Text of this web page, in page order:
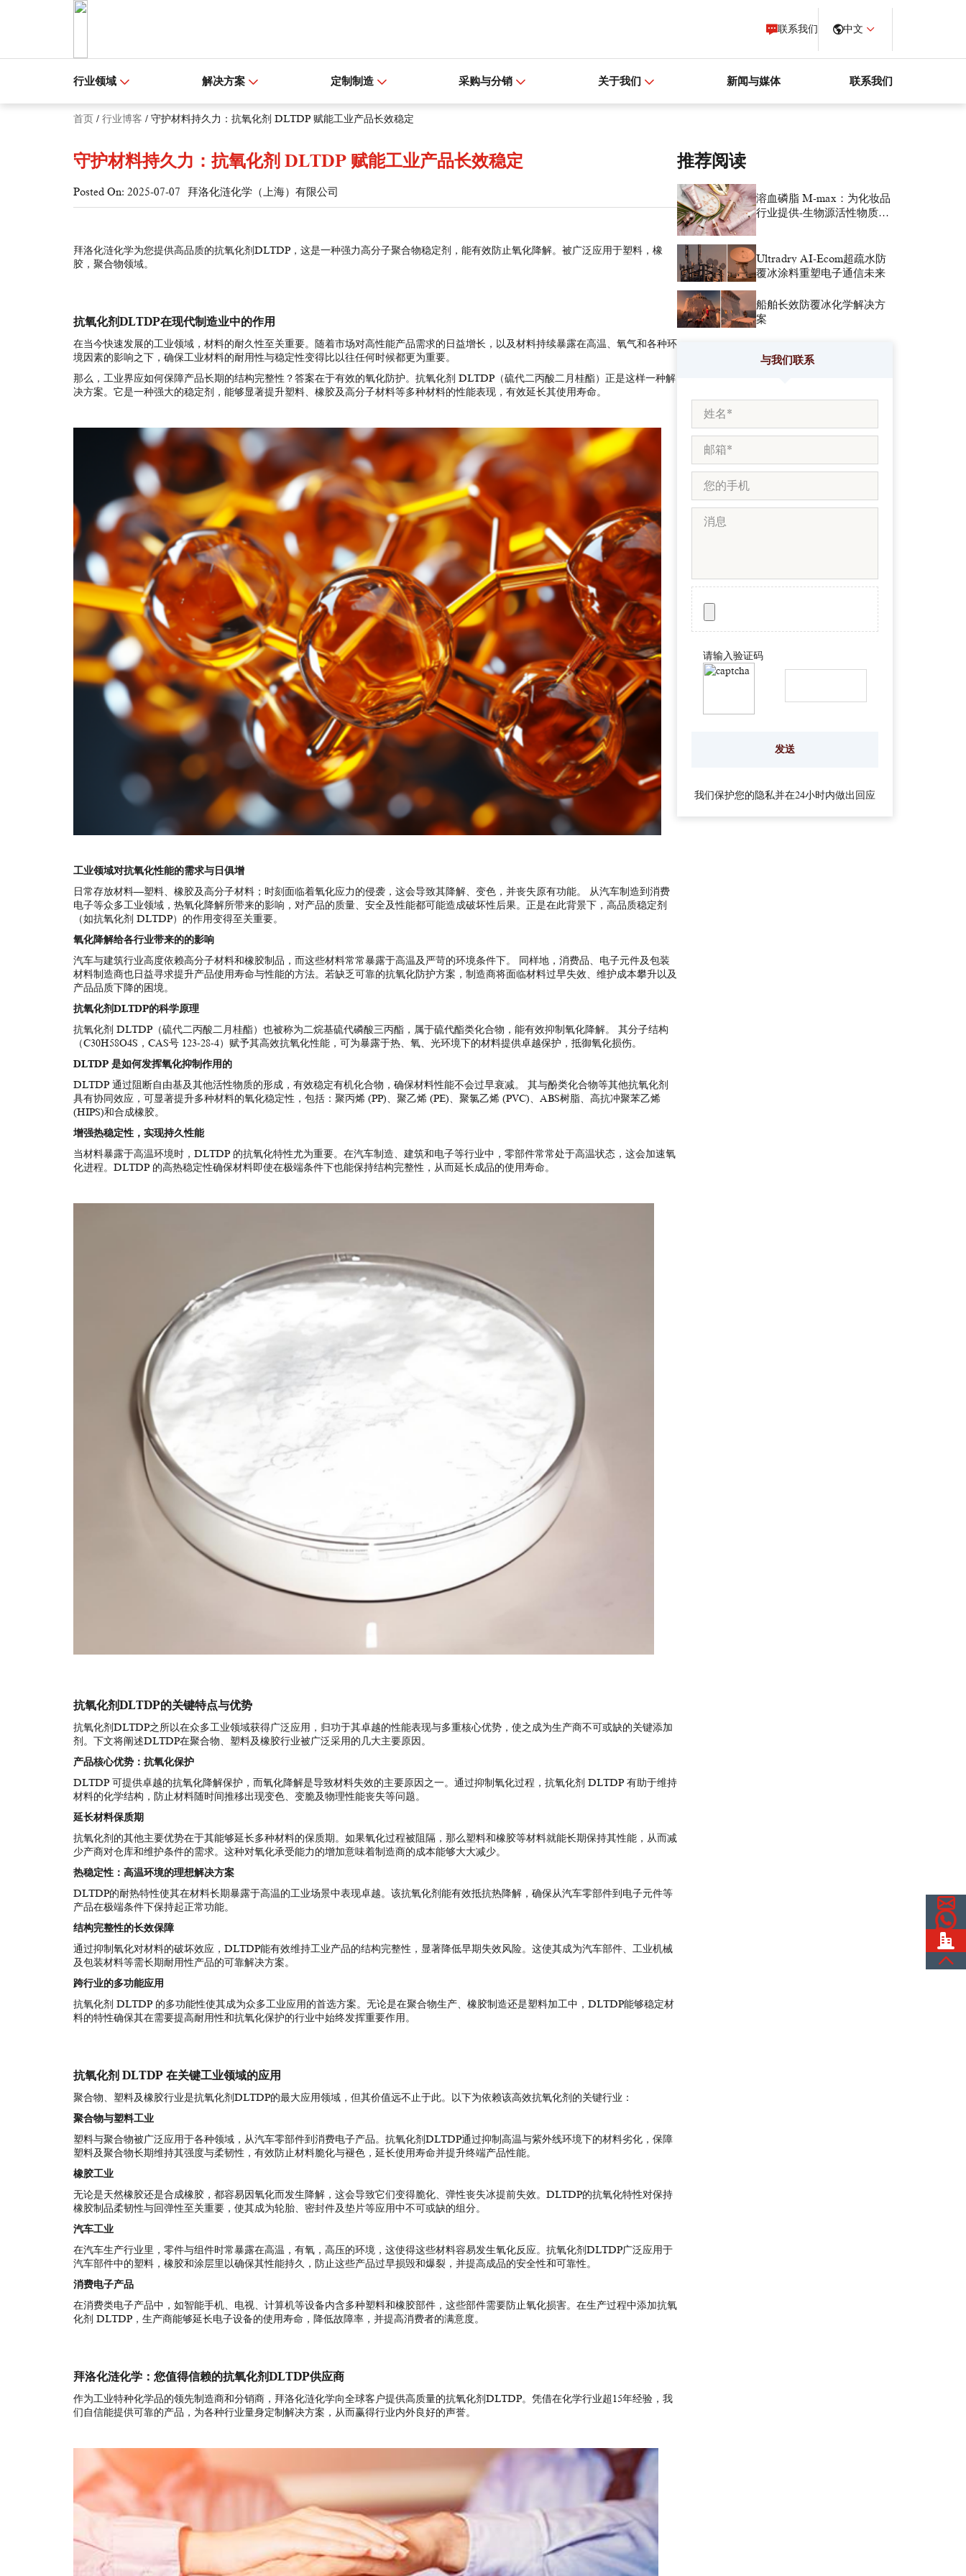
联系我们 中文
行业领域 解决方案 定制制造 采购与分销 关于我们 新闻与媒体 联系我们
首页 / 行业博客 / 守护材料持久力：抗氧化剂 DLTDP 赋能工业产品长效稳定
守护材料持久力：抗氧化剂 DLTDP 赋能工业产品长效稳定
Posted On: 2025-07-07 拜洛化涟化学（上海）有限公司
拜洛化涟化学为您提供高品质的抗氧化剂DLTDP，这是一种强力高分子聚合物稳定剂，能有效防止氧化降解。被广泛应用于塑料，橡
胶 ，聚合物领域。
抗氧化剂DLTDP在现代制造业中的作用
在当今快速发展的工业领域，材料的耐久性至关重要。随着市场对高性能产品需求的日益增长，以及材料持续暴露在高温、氧气和各种环
境因素的影响之下，确保工业材料的耐用性与稳定性变得比以往任何时候都更为重要。
那么，工业界应如何保障产品长期的结构完整性？答案在于有效的氧化防护。抗氧化剂 DLTDP（硫代二丙酸二月桂酯）正是这样一种解
决方案。它是一种强大的稳定剂，能够显著提升塑料、橡胶及高分子材料等多种材料的性能表现，有效延长其使用寿命。
工业领域对抗氧化性能的需求与日俱增
日常存放材料—塑料、橡胶及高分子材料；时刻面临着氧化应力的侵袭，这会导致其降解、变色，并丧失原有功能。 从汽车制造到消费
电子等众多工业领域，热氧化降解所带来的影响，对产品的质量、安全及性能都可能造成破坏性后果。正是在此背景下，高品质稳定剂
（如抗氧化剂 DLTDP）的作用变得至关重要。
氧化降解给各行业带来的的影响
汽车与建筑行业高度依赖高分子材料和橡胶制品，而这些材料常常暴露于高温及严苛的环境条件下。 同样地，消费品、电子元件及包装
材料制造商也日益寻求提升产品使用寿命与性能的方法。若缺乏可靠的抗氧化防护方案，制造商将面临材料过早失效、维护成本攀升以及
产品品质下降的困境。
抗氧化剂DLTDP的科学原理
抗氧化剂 DLTDP（硫代二丙酸二月桂酯）也被称为二烷基硫代磷酸三丙酯，属于硫代酯类化合物，能有效抑制氧化降解。 其分子结构
（C30H58O4S，CAS号 123-28-4）赋予其高效抗氧化性能，可为暴露于热、氧、光环境下的材料提供卓越保护，抵御氧化损伤。
DLTDP 是如何发挥氧化抑制作用 的
DLTDP 通过阻断自由基及其他活性物质的形成，有效稳定有机化合物，确保材料性能不会过早衰减。 其与酚类化合物等其他抗氧化剂
具有协同效应，可显著提升多种材料的氧化稳定性，包括：聚丙烯 (PP)、聚乙烯 (PE)、聚氯乙烯 (PVC)、ABS树脂、高抗冲聚苯乙烯
(HIPS)和合成橡胶。
增强热稳定性，实现持久性能
当材料暴露于高温环境时，DLTDP 的抗氧化特性尤为重要。在汽车制造、建筑和电子等行业中，零部件常常处于高温状态，这会加速氧
化进程。DLTDP 的高热稳定性确保材料即使在极端条件下也能保持结构完整性，从而延长成品的使用寿命。
抗氧化剂DLTDP的关键特点与优势
抗氧化剂DLTDP之所以在众多工业领域获得广泛应用，归功于其卓越的性能表现与多重核心优势，使之成为生产商不可或缺的关键添加
剂。下文将阐述DLTDP在聚合物、塑料及橡胶行业被广泛采用的几大主要原因。
产品核心优势：抗氧化保护
DLTDP 可提供卓越的抗氧化降解保护，而氧化降解是导致材料失效的主要原因之一。通过抑制氧化过程，抗氧化剂 DLTDP 有助于维持
材料的化学结构，防止材料随时间推移出现变色、变脆及物理性能丧失等问题。
延长材料保质期
抗氧化剂的其他主要优势在于其能够延长多种材料的保质期。如果氧化过程被阻隔，那么塑料和橡胶等材料就能长期保持其性能，从而减
少产商对仓库和维护条件的需求。这种对氧化承受能力的增加意味着制造商的成本能够大大减少。
热稳定性：高温环境的理想解决方案
DLTDP的耐热特性使其在材料长期暴露于高温的工业场景中表现卓越。该抗氧化剂能有效抵抗热降解，确保从汽车零部件到电子元件等
产品在极端条件下保持起正常功能。
结构完整性的长效保障
通过抑制氧化对材料的破坏效应，DLTDP能有效维持工业产品的结构完整性，显著降低早期失效风险。这使其成为汽车部件、工业机械
及包装材料等需长期耐用性产品的可靠解决方案。
跨行业的多功能应用
抗氧化剂 DLTDP 的多功能性使其成为众多工业应用的首选方案。无论是在聚合物生产、橡胶制造还是塑料加工中，DLTDP能够稳定材
料的特性确保其在需要提高耐用性和抗氧化保护的行业中始终发挥重要作用。
抗氧化剂 DLTDP 在关键工业领域的应用
聚合物、 塑料及橡胶行业是抗氧化剂DLTDP的最大应用领域，但其价值远不止于此。以下为依赖该高效抗氧化剂的关键行业：
聚合物与塑料工业
塑料与聚合物被广泛应用于各种领域，从汽车零部件到消费电子产品。抗氧化剂DLTDP通过抑制高温与紫外线环境下的材料劣化，保障
塑料及聚合物长期维持其强度与柔韧性，有效防止材料脆化与褪色，延长使用寿命并提升终端产品性能。
橡胶工业
无论是天然橡胶还是合成橡胶，都容易因氧化而发生降解，这会导致它们变得脆化、弹性丧失冰提前失效。DLTDP的抗氧化特性对保持
橡胶制品柔韧性与回弹性至关重要，使其成为轮胎、密封件及垫片等应用中不可或缺的组分。
汽车工业
在汽车生产行业里，零件与组件时常暴露在高温，有氧，高压的环境，这使得这些材料容易发生氧化反应。抗氧化剂DLTDP广泛应用于
汽车部件中的塑料，橡胶和涂层里以确保其性能持久，防止这些产品过早损毁和爆裂，并提高成品的安全性和可靠性。
消费电子产品
在消费类电子产品中，如智能手机、电视、计算机等设备内含多种塑料和橡胶部件，这些部件需要防止氧化损害。在生产过程中添加抗氧
化剂 DLTDP，生产商能够延长电子设备的使用寿命，降低故障率，并提高消费者的满意度。
拜洛化涟化学：您值得信赖的抗氧化剂DLTDP供应商
作为工业特种化学品的领先制造商和分销商，拜洛化涟化学向全球客户提供高质量的抗氧化剂DLTDP。凭借在化学行业超15年经验，我
们自信能提供可靠的产品，为各种行业量身定制解决方案，从而赢得行业内外良好的声誉。
推荐阅读
溶血磷脂 M-max：为化妆品
行业提供-生物源活性物质解
Ultradry AI-Ecom超疏水防
覆冰涂料重塑电子通信未来
船舶长效防覆冰化学解决方
案
与我们联系
请输入验证码
我们保护您的隐私并在24小时内做出回应